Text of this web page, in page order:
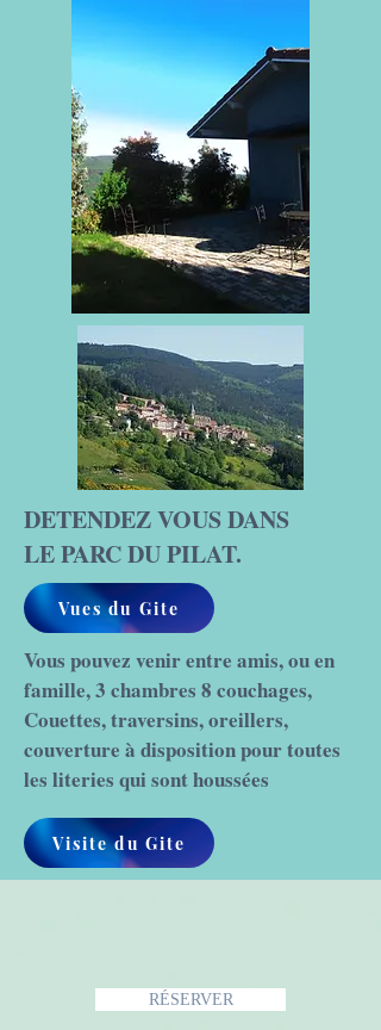
DETENDEZ VOUS DANS
LE PARC DU PILAT.
Vues du Gite
Vous pouvez venir entre amis, ou en
famille, 3 chambres 8 couchages,
Couettes, traversins, oreillers,
couverture à disposition pour toutes
les literies qui sont houssées
Visite du Gite
RÉSERVER